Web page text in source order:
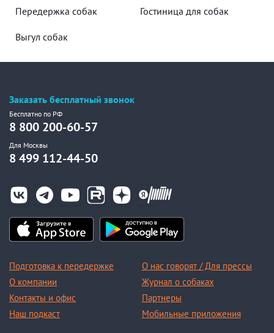
Передержка собак Гостиница для собак
Выгул собак
Заказать бесплатный звонок
Бесплатно по РФ
8 800 200-60-57
Для Москвы
8 499 112-44-50
Подготовка к передержке
О компании
Контакты и офис
Наш подкаст
О нас говорят / Для прессы
Журнал о собаках
Партнеры
Мобильные приложения